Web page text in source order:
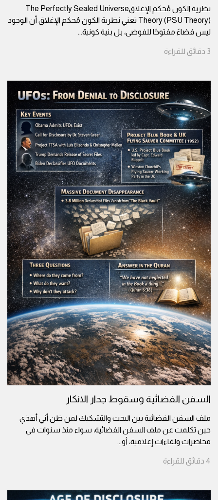
نظرية الكون مُحكم الإغلاقThe Perfectly Sealed Universe
Theory (PSU Theory) تعني نظرية الكون مُحكم الإغلاق أن الوجود
ليس فضاءً مفتوحًا للفوضى، بل بنية كونية...
3 دقائق للقراءة
السفن الفضائية وسقوط جدار الانكار
ملف السفن الفضائية بين البحث والتشكيك لمن ظن أني أهذي
حين تكلمت عن ملف السفن الفضائية، سواء منذ سنوات في
محاضرات ولقاءات إعلامية، أو...
4 دقائق للقراءة